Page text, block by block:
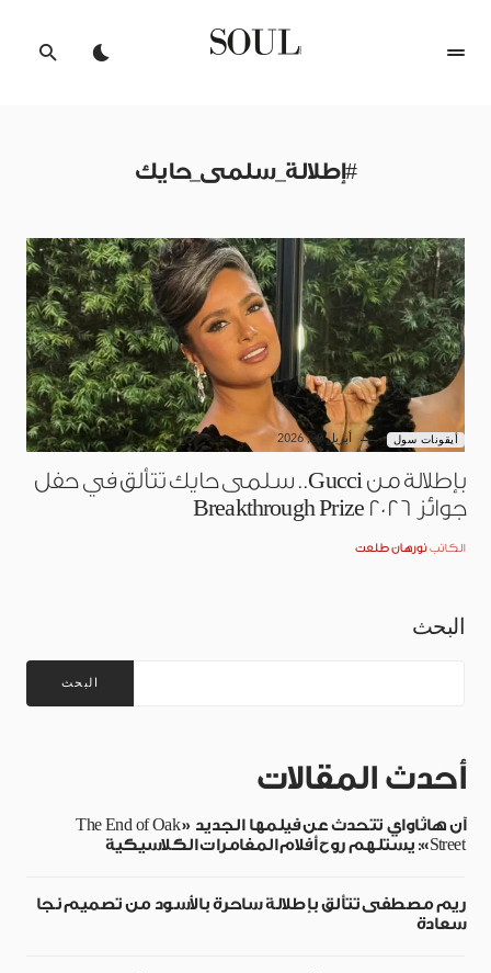
#إطلالة_سلمى_حايك
أيقونات سول أبريل 20, 2026
بإطلالة من Gucci.. سلمى حايك تتألق في حفل
جوائز Breakthrough Prize 2026
الكاتب نورهان طلعت
البحث
البحث
أحدث المقالات
آن هاثاواي تتحدث عن فيلمها الجديد «The End of Oak
Street»: يستلهم روح أفلام المغامرات الكلاسيكية
ريم مصطفى تتألق بإطلالة ساحرة بالأسود من تصميم نجا
سعادة